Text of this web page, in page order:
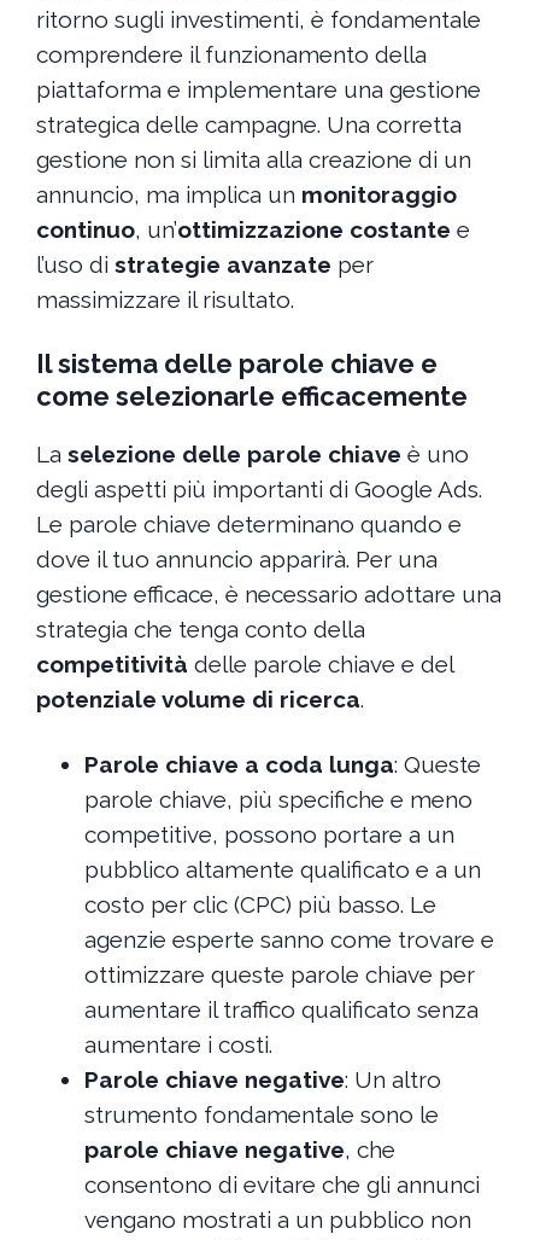
ritorno sugli investimenti, è fondamentale
comprendere il funzionamento della
piattaforma e implementare una gestione
strategica delle campagne. Una corretta
gestione non si limita alla creazione di un
annuncio, ma implica un monitoraggio
continuo, un’ottimizzazione costante e
l’uso di strategie avanzate per
massimizzare il risultato.
Il sistema delle parole chiave e
come selezionarle efficacemente
La selezione delle parole chiave è uno
degli aspetti più importanti di Google Ads.
Le parole chiave determinano quando e
dove il tuo annuncio apparirà. Per una
gestione efficace, è necessario adottare una
strategia che tenga conto della
competitività delle parole chiave e del
potenziale volume di ricerca.
Parole chiave a coda lunga: Queste
parole chiave, più specifiche e meno
competitive, possono portare a un
pubblico altamente qualificato e a un
costo per clic (CPC) più basso. Le
agenzie esperte sanno come trovare e
ottimizzare queste parole chiave per
aumentare il traffico qualificato senza
aumentare i costi.
Parole chiave negative: Un altro
strumento fondamentale sono le
parole chiave negative, che
consentono di evitare che gli annunci
vengano mostrati a un pubblico non